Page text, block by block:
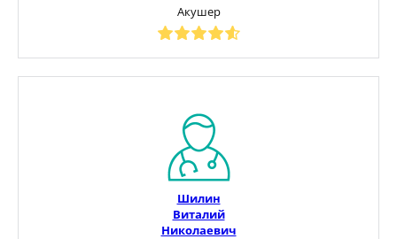
Акушер
Шилин
Виталий
Николаевич